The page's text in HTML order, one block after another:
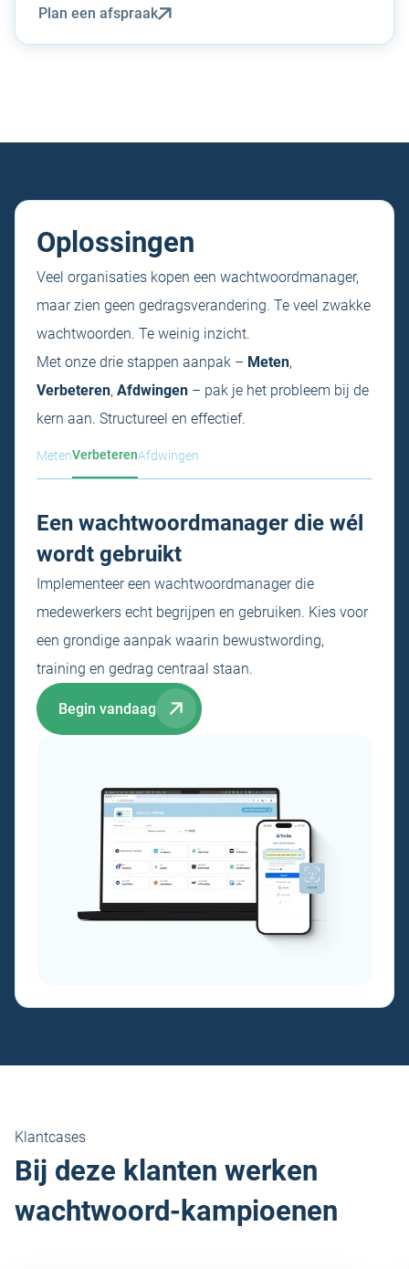
Plan een afspraak
Oplossingen
Veel organisaties kopen een wachtwoordmanager,
maar zien geen gedragsverandering. Te veel zwakke
wachtwoorden. Te weinig inzicht.
Met onze drie stappen aanpak – Meten,
Verbeteren,Afdwingen – pak je het probleem bij de
kern aan. Structureel en effectief.
MetenVerbeterenAfdwingen
Een wachtwoordmanager die wél
wordt gebruikt
Implementeer een wachtwoordmanager die
medewerkers echt begrijpen en gebruiken. Kies voor
een grondige aanpak waarin bewustwording,
training en gedrag centraal staan.
Begin vandaag
Klantcases
Bij deze klanten werken
wachtwoord-kampioenen